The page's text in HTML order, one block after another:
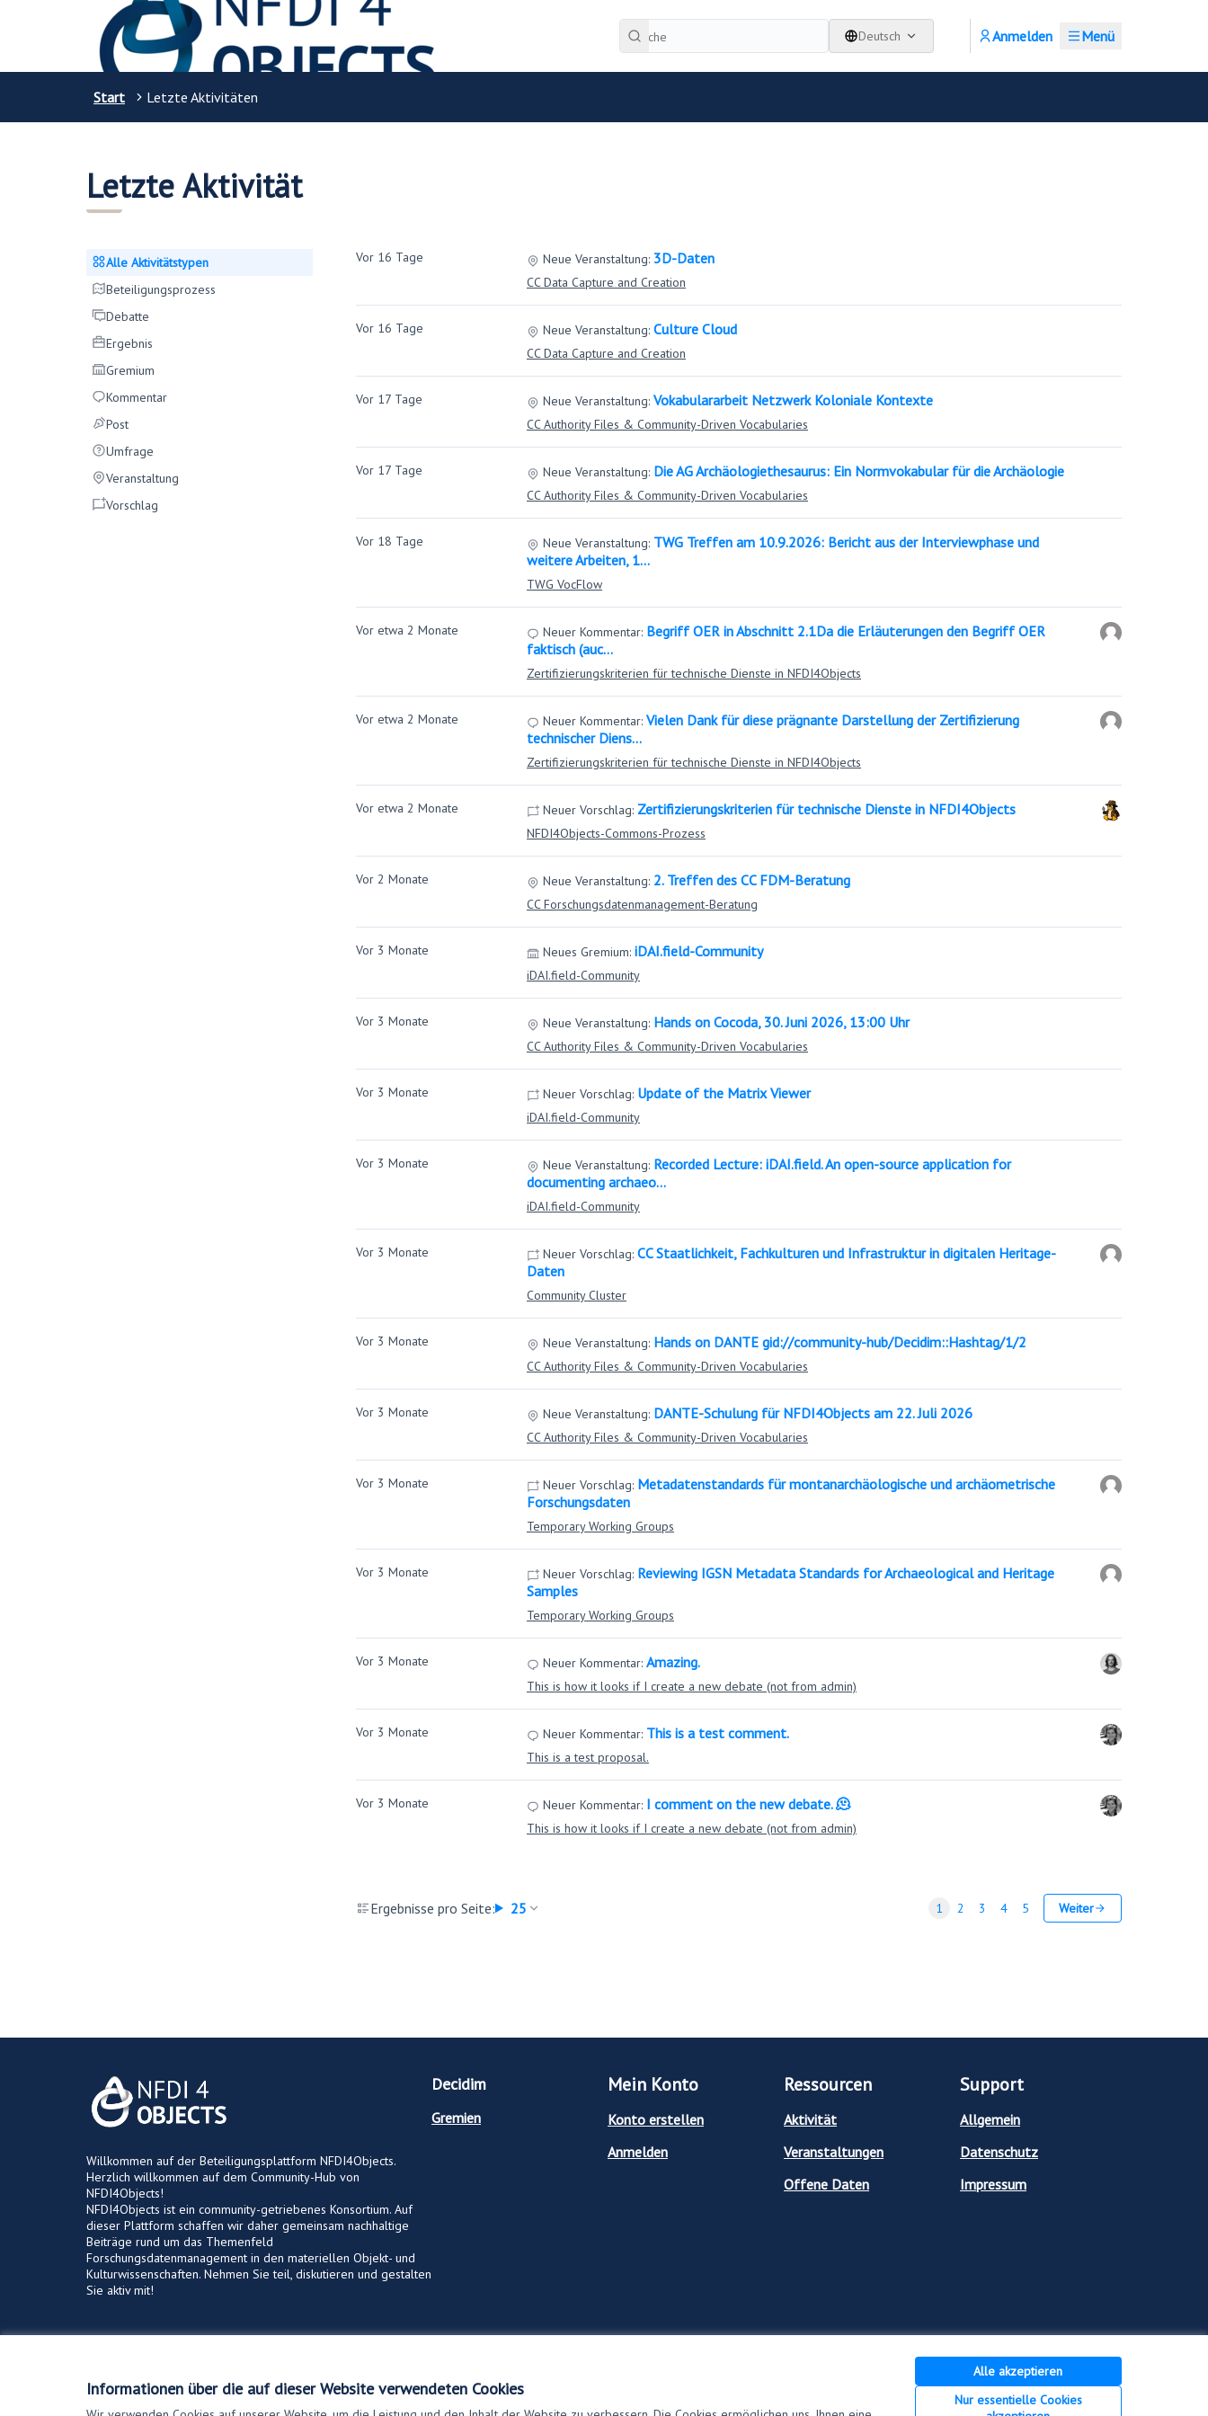
Informationen über die auf dieser Website verwendeten Cookies
Alle akzeptieren
Nur essentielle Cookies
Deutsch Anmelden Menü
Start Letzte Aktivitäten
Letzte Aktivität
Alle Aktivitätstypen
Alle Aktivitätstypen
Beteiligungsprozess
Beteiligungsprozess
Debatte
Debatte
Ergebnis
Ergebnis
Gre­mi­um
Gre­mi­um
Kommentar
Kommentar
PostPost
Umfrage
Umfrage
Veranstaltung
Veranstaltung
Vorschlag
Vorschlag
Vor 16 Tage Neue Veranstaltung: 3D-Daten
CC Data Capture and Creation
Vor 16 Tage Neue Veranstaltung: Culture Cloud
CC Data Capture and Creation
Vor 17 Tage Neue Veranstaltung: Vokabulararbeit Netzwerk Koloniale Kontexte
CC Authority Files & Community-Driven Vocabularies
Vor 17 Tage Neue Veranstaltung: Die AG Archäologiethesaurus: Ein Normvokabular für die Archäologie
CC Authority Files & Community-Driven Vocabularies
Vor 18 Tage Neue Veranstaltung: TWG Treffen am 10.9.2026: Bericht aus der Interviewphase und
weitere Arbeiten, 1…
TWG VocFlow
Vor etwa 2 Monate Neuer Kommentar: Begriff OER in Abschnitt 2.1Da die Erläuterungen den Begriff OER
faktisch (auc…
Zertifizierungskriterien für technische Dienste in NFDI4Objects
Vor etwa 2 Monate Neuer Kommentar: Vielen Dank für diese prägnante Darstellung der Zertifizierung
technischer Diens…
Zertifizierungskriterien für technische Dienste in NFDI4Objects
Vor etwa 2 Monate Neuer Vorschlag: Zertifizierungskriterien für technische Dienste in NFDI4Objects
NFDI4Objects-Commons-Prozess
Vor 2 Monate Neue Veranstaltung: 2. Treffen des CC FDM-Beratung
CC Forschungsdatenmanagement-Beratung
Vor 3 Monate Neues Gremium: iDAI.field-Community
iDAI.field-Community
Vor 3 Monate Neue Veranstaltung: Hands on Cocoda, 30. Juni 2026, 13:00 Uhr
CC Authority Files & Community-Driven Vocabularies
Vor 3 Monate Neuer Vorschlag: Update of the Matrix Viewer
iDAI.field-Community
Vor 3 Monate Neue Veranstaltung: Recorded Lecture: iDAI.field. An open-source application for
documenting archaeo…
iDAI.field-Community
Vor 3 Monate Neuer Vorschlag: CC Staatlichkeit, Fachkulturen und Infrastruktur in digitalen Heritage-
Daten
Community Cluster
Vor 3 Monate Neue Veranstaltung: Hands on DANTE gid://community-hub/Decidim::Hashtag/1/2
CC Authority Files & Community-Driven Vocabularies
Vor 3 Monate Neue Veranstaltung: DANTE-Schulung für NFDI4Objects am 22. Juli 2026
CC Authority Files & Community-Driven Vocabularies
Vor 3 Monate Neuer Vorschlag: Metadatenstandards für montanarchäologische und archäometrische
Forschungsdaten
Temporary Working Groups
Vor 3 Monate Neuer Vorschlag: Reviewing IGSN Metadata Standards for Archaeological and Heritage
Samples
Temporary Working Groups
Vor 3 Monate Neuer Kommentar: Amazing.
This is how it looks if I create a new debate (not from admin)
Vor 3 Monate Neuer Kommentar: This is a test comment.
This is a test proposal.
Vor 3 Monate Neuer Kommentar: I comment on the new debate. 🫠
This is how it looks if I create a new debate (not from admin)
Ergebnisse pro Seite: 25 1 2 3 4 5 Weiter
Willkommen auf der Beteiligungsplattform NFDI4Objects.
Herzlich willkommen auf dem Community-Hub von
NFDI4Objects!
NFDI4Objects ist ein community-getriebenes Konsortium. Auf
dieser Plattform schaffen wir daher gemeinsam nachhaltige
Beiträge rund um das Themenfeld
Forschungsdatenmanagement in den materiellen Objekt- und
Kulturwissenschaften. Nehmen Sie teil, diskutieren und gestalten
Sie aktiv mit!
Decidim
Gremien
Mein Konto
Konto erstellen
Anmelden
Ressourcen
Aktivität
Veranstaltungen
Offene Daten
Support
Allgemein
Datenschutz
Impressum